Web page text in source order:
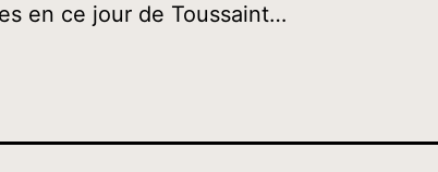
en ce jour de Toussaint…